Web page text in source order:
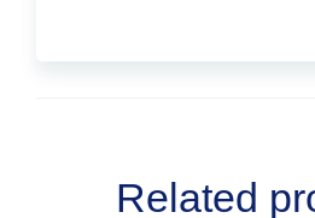
Related